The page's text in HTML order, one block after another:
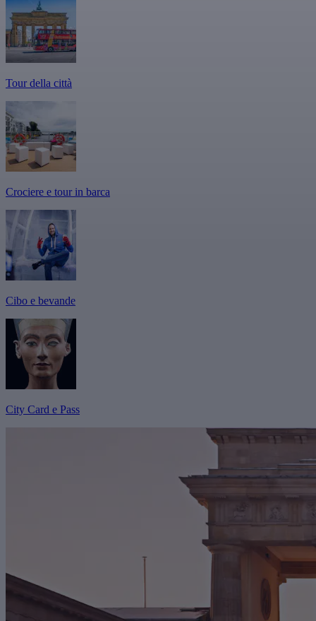
Tour della città
Crociere e tour in barca
Cibo e bevande
City Card e Pass